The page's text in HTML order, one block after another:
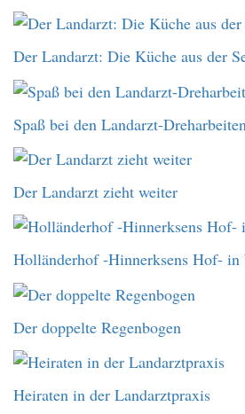
Der Landarzt: Die Küche aus der
Spaß bei den Landarzt-
Der Landarzt zieht weiter
Holländerhof -Hinnerksens Hof- in
Der doppelte Regenbogen
Heiraten in der Landarztpraxis